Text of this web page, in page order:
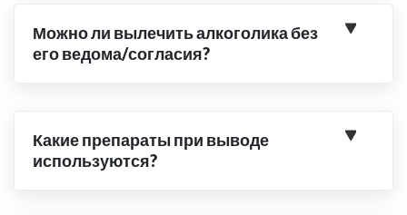
Можно ли вылечить алкоголика без
его ведома/согласия?
Какие препараты при выводе
используются?